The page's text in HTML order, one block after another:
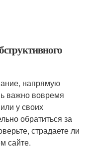
напрямую
важно вовремя
у своих
обратиться за
страдаете ли
сайте.